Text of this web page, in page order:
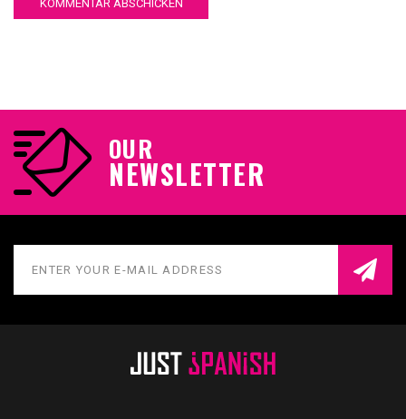
OUR
NEWSLETTER